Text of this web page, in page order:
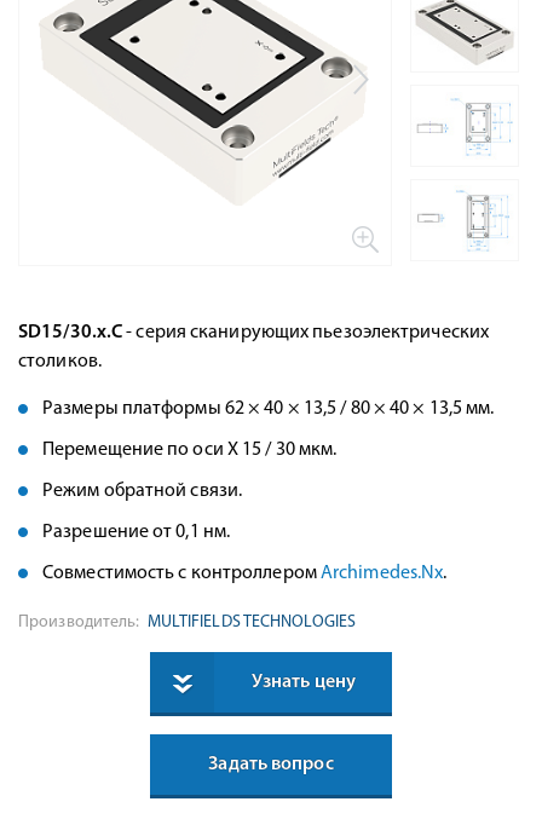
SD15/30.x.C- серия сканирующих пьезоэлектрических
столиков.
Размеры платформы 62 × 40 × 13,5 / 80 × 40 × 13,5 мм.
Перемещение по оси Х 15 / 30 мкм.
Режим обратной связи.
Разрешение от 0,1 нм.
Совместимость с контроллеромArchimedes.Nx.
Производитель: MULTIFIELDS TECHNOLOGIES
Узнать цену
Задать вопрос